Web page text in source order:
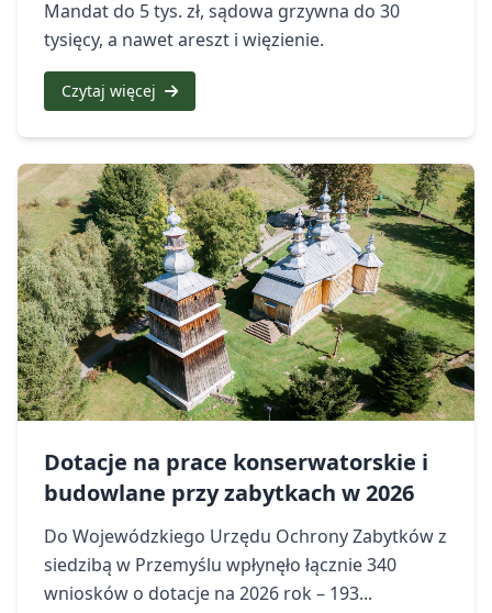
Opróżnianie zbiorników
bezodpływowych
Rejestr działalności regulowanej
Edukacja Ekologiczna
Kontrole w zakresie właściwego
gospodarowania odpadami
komunalnymi na nieruchomościach
zamieszkałych
Kompendium wiedzy o roślinach
zielarskich oraz propozycje
wycieczek zielarskich
Mandat do 5 tys. zł, sądowa grzywna do 30
tysięcy, a nawet areszt i więzienie.
Czytaj więcej
Dotacje na prace konserwatorskie i
budowlane przy zabytkach w 2026
Do Wojewódzkiego Urzędu Ochrony Zabytków z
siedzibą w Przemyślu wpłynęło łącznie 340
wniosków o dotacje na 2026 rok – 193...